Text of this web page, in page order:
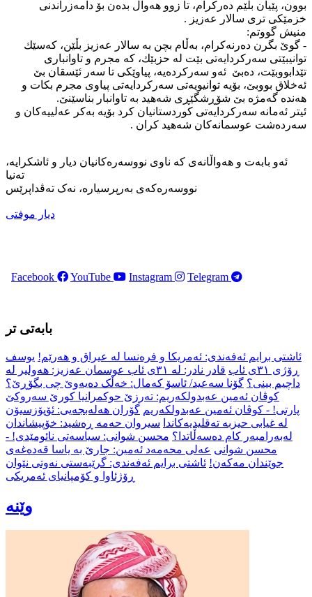
بوون، پێیان بڵێم دەرکرام، تا زوو هەواڵ بدەن بۆ دامەزراندنی
خزمێکی تری سالار عەزیز .
منیش گووتم:
- گوێ بگرن دەرنەکرام، بەڵام بچن بە سالار عەزیز بڵێن، کەسێك
توانیبێتی سەرکردایەتی بێت لە حزبێك، کە مجرم و تاوانباری
تێدابووبێت، دەبێ ئەو سەرکردەیە، پیاوێکی تا سەر ئێسقان بێ
ئەخلاق بووبێ، بۆیە توانیویەتی سەرکردایەتی پیاوی مجرم بکات و
هەندە گەمژە بێ شۆڕشگێڕی شەهید بە تاوانبار بناسێنێ.
ئیتر ئەمانە سەرکردایەتی کوردستانیان کرد بۆیە بەکر عەلییەكان و
سەردەشت عوسمانەکان شەهید کران .
ئەو بابەت و هەواڵانەی کە ناوی نووسەرەکانیان دیار و ئاشکرایە،
تەنیا
نووسەرەکەی بەرپرسیارە، نەک تەڤداپرێس
دیار موفتی
Facebook YouTube Instagram Telegram
بابەتی تر
ئاشتی برایم ئەفەندی: ئەمریکا و فرەنسا لە عیراق و هەرێم! یوسف
عوسمان عەزیز: هەولیر لە ‎ڕۆژی ٣١ی ئاب
قادر نادر: له‌ ٣١ی ئاب
داچیم بینی؟ گۆنا سەعید/ ئاسۆ کەمال: خەڵک دەیەوێ چی بگۆڕێ؟
کوڤان ئەمین عەبدولکەریم: ته‌رزێ حوکمرانیا کورێ سەروکێ
پارتی! - کوڤان ئەمین عەبدولکەریم گۆران هەلەبجەیی: ئۆپۆزسیۆن
لە غیابی حیزبە تەقلیدیەکاندا سیروان حەمە ڕەشید: خۆپیشاندان
لەبەرامبەر کام دەسەڵاتدا؟ محسن شوانی: سیاسەتی نائومێدی! -
محسن شوانی عەلی محەمەد ئەمین: جارێ بە یاسا قەدەغەی
جوێندان مەکەن! ئاشتی برایم ئەفەندی: گرێبەستی نەوتی نێوان
ڕۆژئاوا و کۆمپانیای ئەمریکی
وێنە